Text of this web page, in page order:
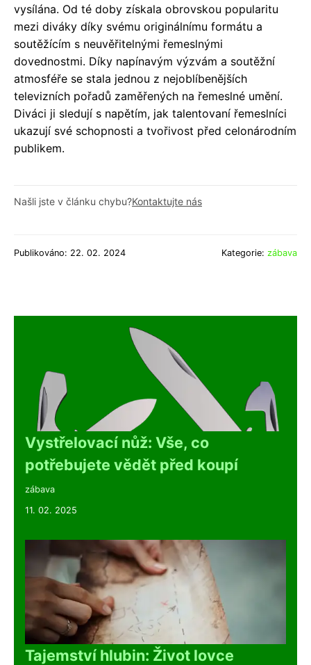
vysílána. Od té doby získala obrovskou popularitu
mezi diváky díky svému originálnímu formátu a
soutěžícím s neuvěřitelnými řemeslnými
dovednostmi. Díky napínavým výzvám a soutěžní
atmosféře se stala jednou z nejoblíbenějších
televizních pořadů zaměřených na řemeslné umění.
Diváci ji sledují s napětím, jak talentovaní řemeslníci
ukazují své schopnosti a tvořivost před celonárodním
publikem.
Našli jste v článku chybu?Kontaktujte nás
Publikováno: 22. 02. 2024 Kategorie: zábava
Vystřelovací nůž: Vše, co
potřebujete vědět před koupí
zábava
11. 02. 2025
Tajemství hlubin: Život lovce